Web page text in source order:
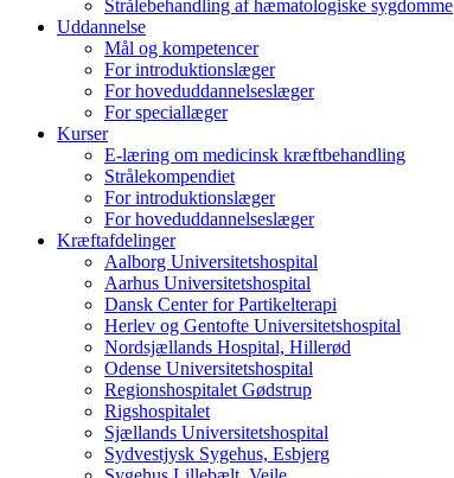
Strålebehandling af hæmatologiske sygdomme
Uddannelse
Mål og kompetencer
For introduktionslæger
For hoveduddannelseslæger
For speciallæger
Kurser
E-læring om medicinsk kræftbehandling
Strålekompendiet
For introduktionslæger
For hoveduddannelseslæger
Kræftafdelinger
Aalborg Universitetshospital
Aarhus Universitetshospital
Dansk Center for Partikelterapi
Herlev og Gentofte Universitetshospital
Nordsjællands Hospital, Hillerød
Odense Universitetshospital
Regionshospitalet Gødstrup
Rigshospitalet
Sjællands Universitetshospital
Sydvestjysk Sygehus, Esbjerg